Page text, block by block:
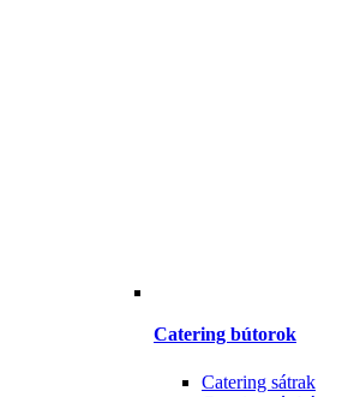
Catering bútorok
Catering sátrak